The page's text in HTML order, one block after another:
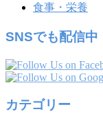
食事・栄養
SNSでも配信中
カテゴリー